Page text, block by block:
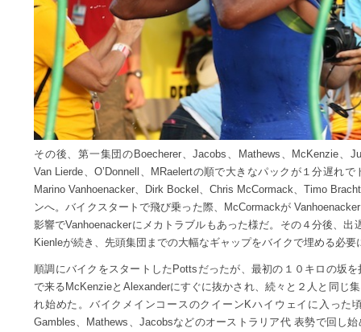
その後、第一集団のBoecherer、Jacobs、Mathews、McKenzie、
Van Lierde、O’Donnell、MRaelertの順で大きなパックが１分遅れ
Marino Vanhoenacker、Dirk Bockel、Chris McCormack、Timo
ンへ。バイクスタートで飛び乗った際、McCormackが
影響でVanhoenackerにメカトラブルもあった様だ。その４分後、出
Kienleが続き、先頭集団までの大幅なギャップをバイクで埋める必要
順調にバイクをスタートしたPottsだったが、最初の１０キロの坂
で来るMcKenzieとAlexanderにすぐに抜かされ、続々と２人と同じ
れ始めた。バイクメインコースのクイーンKハイウェイに入った
Gambles、Mathews、Jacobsなどのオーストラリア代 表勢で回し